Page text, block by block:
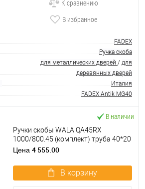
К сравнению
В избранное
FADEX
Ручка скоба
для металлических дверей / для
деревянных дверей
Италия
FADEX Antik MG40
В наличии
Ручки скобы WALA QA45RX
1000/800.45 (комплект) труба 40*20
черный матовый
Цена 4 555.00
В корзину